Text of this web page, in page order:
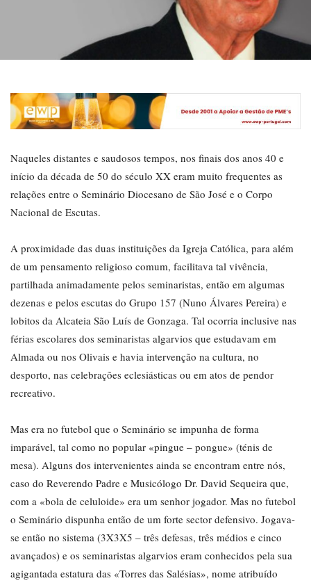
Naqueles distantes e saudosos tempos, nos finais dos anos 40 e
início da década de 50 do século XX eram muito frequentes as
relações entre o Seminário Diocesano de São José e o Corpo
Nacional de Escutas.
A proximidade das duas instituições da Igreja Católica, para além
de um pensamento religioso comum, facilitava tal vivência,
partilhada animadamente pelos seminaristas, então em algumas
dezenas e pelos escutas do Grupo 157 (Nuno Álvares Pereira) e
lobitos da Alcateia São Luís de Gonzaga. Tal ocorria inclusive nas
férias escolares dos seminaristas algarvios que estudavam em
Almada ou nos Olivais e havia intervenção na cultura, no
desporto, nas celebrações eclesiásticas ou em atos de pendor
recreativo.
Mas era no futebol que o Seminário se impunha de forma
imparável, tal como no popular «pingue – pongue» (ténis de
mesa). Alguns dos intervenientes ainda se encontram entre nós,
caso do Reverendo Padre e Musicólogo Dr. David Sequeira que,
com a «bola de celuloide» era um senhor jogador. Mas no futebol
o Seminário dispunha então de um forte sector defensivo. Jogava-
se então no sistema (3X3X5 – três defesas, três médios e cinco
avançados) e os seminaristas algarvios eram conhecidos pela sua
agigantada estatura das «Torres das Salésias», nome atribuído